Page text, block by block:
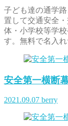
子ども達の通学
置して交通安全
体・小学校等学
す。無料で名入れ
安全第一横断
2021.09.07 berry